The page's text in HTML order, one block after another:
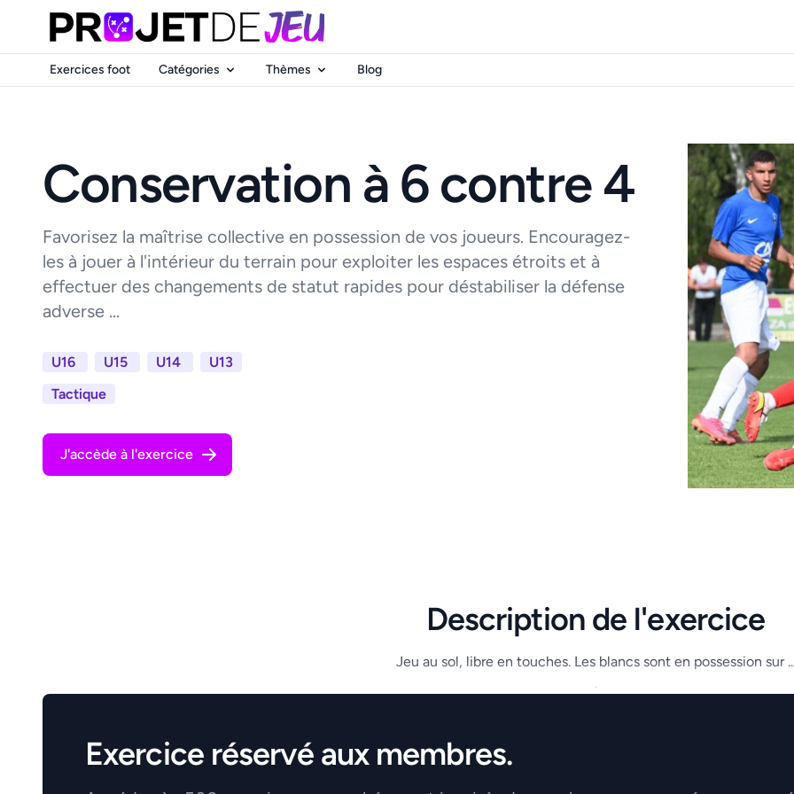
Exercices foot Catégories Thèmes Blog
Conservation à 6 contre 4
Favorisez la maîtrise collective en possession de vos joueurs. Encouragez-
les à jouer à l'intérieur du terrain pour exploiter les espaces étroits et à
effectuer des changements de statut rapides pour déstabiliser la défense
adverse ...
U16 U15 U14
U13
Tactique
J'accède à l'exercice
Description de l'exercice
Jeu au sol, libre en touches. Les blancs sont en possession sur
.
Exercice réservé aux membres.